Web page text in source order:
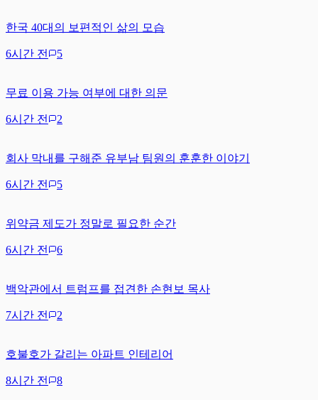
한국 40대의 보편적인 삶의 모습
6시간 전 5
무료 이용 가능 여부에 대한 의문
6시간 전 2
회사 막내를 구해준 유부남 팀원의 훈훈한 이야기
6시간 전 5
위약금 제도가 정말로 필요한 순간
6시간 전 6
백악관에서 트럼프를 접견한 손현보 목사
7시간 전 2
호불호가 갈리는 아파트 인테리어
8시간 전 8